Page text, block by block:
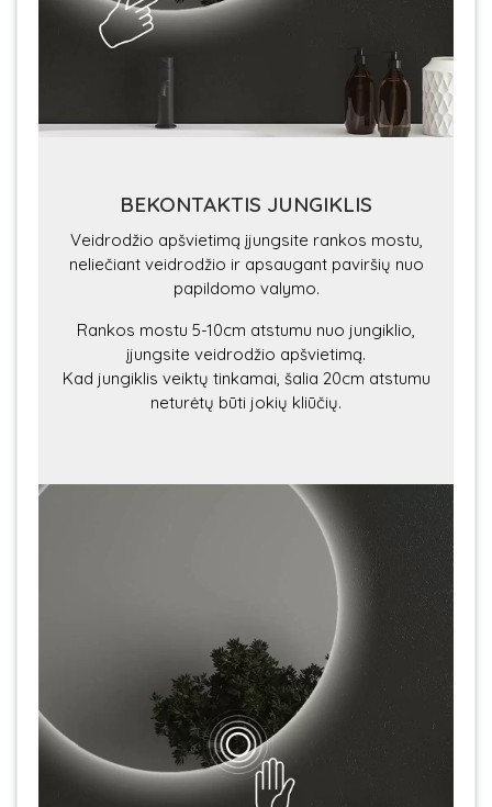
BEKONTAKTIS JUNGIKLIS
Veidrodžio apšvietimą įjungsite rankos mostu,
neliečiant veidrodžio ir apsaugant paviršių nuo
papildomo valymo.
Rankos mostu 5-10cm atstumu nuo jungiklio,
įjungsite veidrodžio apšvietimą.
Kad jungiklis veiktų tinkamai, šalia 20cm atstumu
neturėtų būti jokių kliūčių.